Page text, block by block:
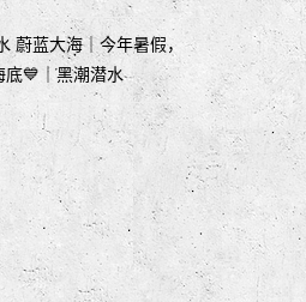
蔚蓝大海｜今年暑假，
底💙｜黑潮潜水